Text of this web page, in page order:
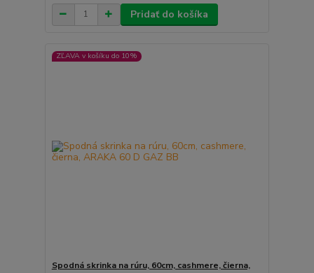
Pridať do košíka
ZĽAVA v košíku do 10%
Spodná skrinka na rúru, 60cm, cashmere, čierna,